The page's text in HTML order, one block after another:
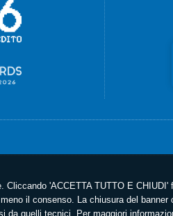
'ACCETTA TUTTO E
il consenso. La chiusura del
da quelli tecnici. Per maggiori